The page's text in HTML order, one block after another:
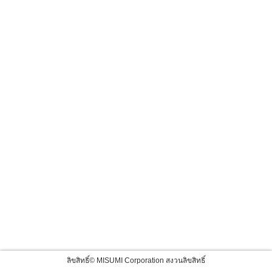
ลิขสิทธิ์© MISUMI Corporation สงวนลิขสิทธิ์